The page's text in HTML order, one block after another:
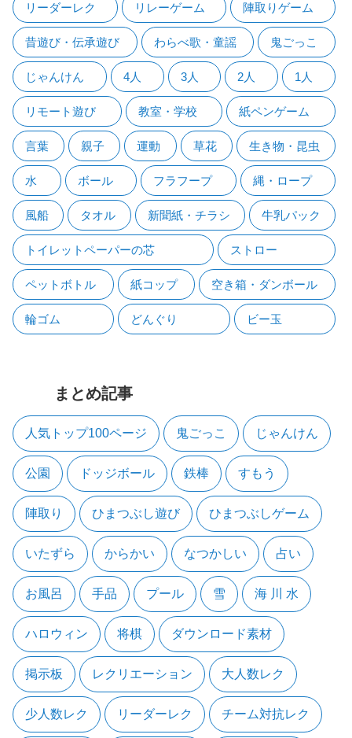
リーダーレク リレーゲーム 陣取りゲーム
昔遊び・伝承遊び わらべ歌・童謡 鬼ごっこ
じゃんけん 4人 3人 2人 1人
リモート遊び 教室・学校 紙ペンゲーム
言葉 親子 運動 草花 生き物・昆虫
水 ボール フラフープ 縄・ロープ
風船 タオル 新聞紙・チラシ 牛乳パック
トイレットペーパーの芯 ストロー
ペットボトル 紙コップ 空き箱・ダンボール
輪ゴム どんぐり ビー玉
まとめ記事
人気トップ100ページ 鬼ごっこ じゃんけん
公園 ドッジボール 鉄棒 すもう
陣取り ひまつぶし遊び ひまつぶしゲーム
いたずら からかい なつかしい 占い
お風呂 手品 プール 雪 海 川 水
ハロウィン 将棋 ダウンロード素材
掲示板 レクリエーション 大人数レク
少人数レク リーダーレク チーム対抗レク